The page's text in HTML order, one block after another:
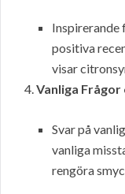
Inspirerande
positiva
visar
Vanliga
Svar på
vanliga
rengöra